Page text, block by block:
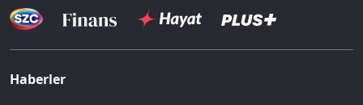
Haberler